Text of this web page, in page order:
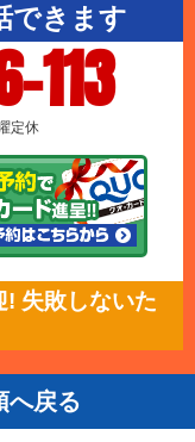
できます
113
定休
! 失敗しないた
へ戻る